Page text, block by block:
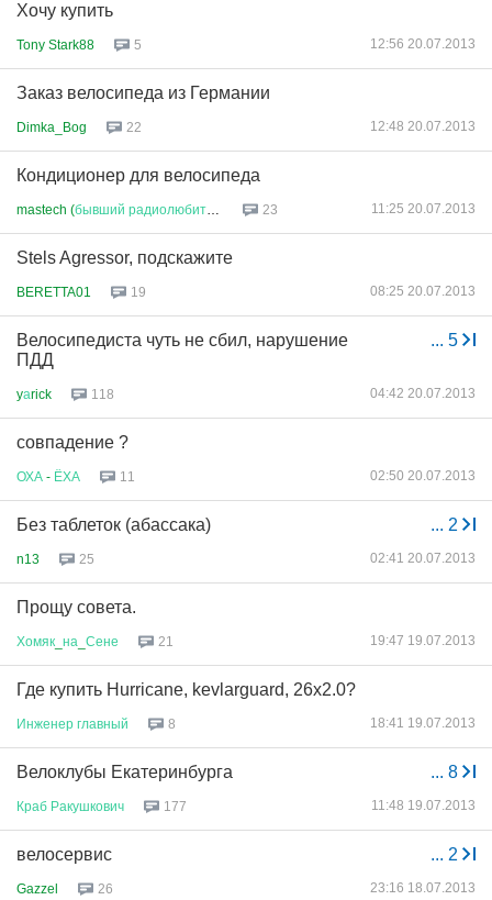
Хочу купить
Tony Stark88 5 12:56 20.07.2013
Заказ велосипеда из Германии
Dimka_Bog 22 12:48 20.07.2013
Кондиционер для велосипеда
mastech (бывший радиолюбитель 23 11:25 20.07.2013
Stels Agressor, подскажите
BERETTA01 19 08:25 20.07.2013
... 5
Велосипедиста чуть не сбил, нарушение
ПДД
yаrick 118 04:42 20.07.2013
совпадение ?
ОХА - ЁХА 11 02:50 20.07.2013
... 2
Без таблеток (абассака)
n13 25 02:41 20.07.2013
Прощу совета.
Хомяк на Сене 21 19:47 19.07.2013
Где купить Hurricane, kevlarguard, 26x2.0?
Инженер главный 8 18:41 19.07.2013
... 8
Велоклубы Екатеринбурга
Краб Ракушкович 177 11:48 19.07.2013
... 2
велосервис
Gazzel 26 23:16 18.07.2013